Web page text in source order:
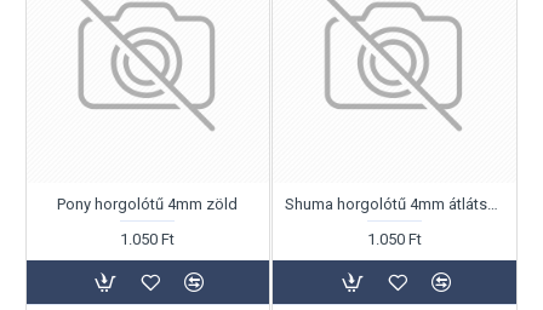
Pony horgolótű 4mm zöld
1.050 Ft
1.050 Ft